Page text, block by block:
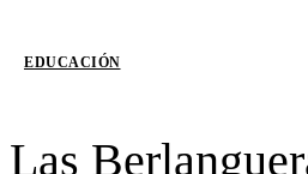
EDUCACIÓN
Las